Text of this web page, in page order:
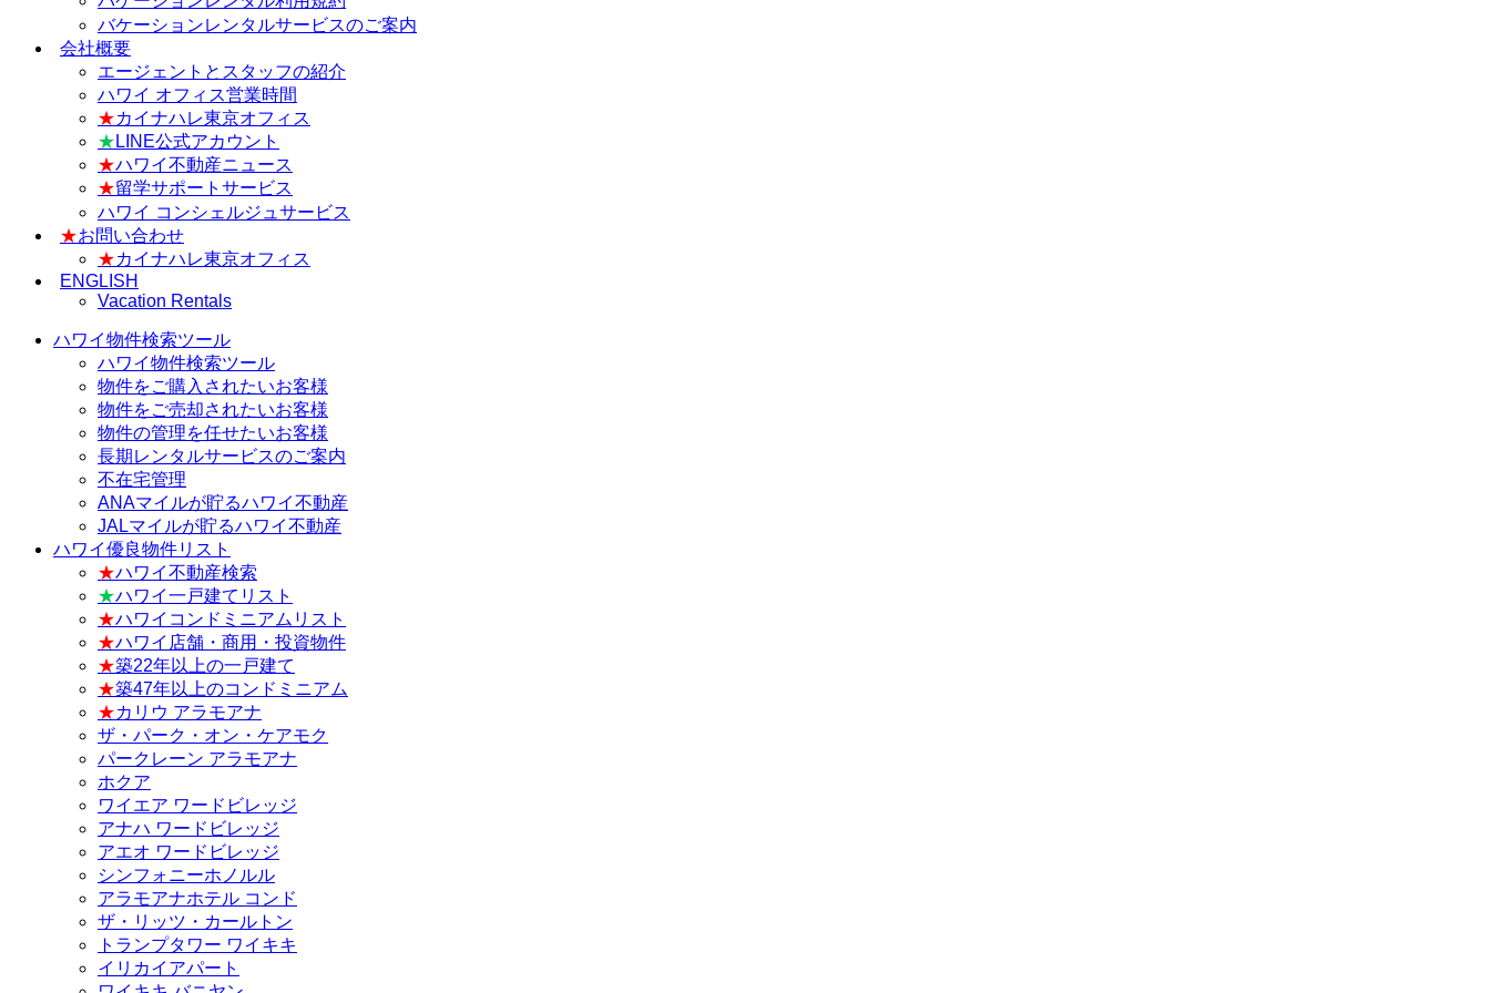
バケーションレンタルサービスのご案内
会社概要
エージェントとスタッフの紹介
ハワイ オフィス営業時間
★カイナハレ東京オフィス
★ LINE公式アカウント
★ハワイ不動産ニュース
★留学サポートサービス
ハワイ コンシェルジュサービス
★お問い合わせ
★カイナハレ東京オフィス
ENGLISH
Vacation Rentals
ハワイ物件検索ツール
ハワイ物件検索ツール
物件をご購入されたいお客様
物件をご売却されたいお客様
物件の管理を任せたいお客様
長期レンタルサービスのご案内
不在宅管理
ANAマイルが貯るハワイ不動産
JALマイルが貯るハワイ不動産
ハワイ優良物件リスト
★ハワイ不動産検索
★ハワイ一戸建てリスト
★ハワイコンドミニアムリスト
★ハワイ店舗・商用・投資物件
★築22年以上の一戸建て
★築47年以上のコンドミニアム
★カリウ アラモアナ
ザ・パーク・オン・ケアモク
パークレーン アラモアナ
ホクア
ワイエア ワードビレッジ
アナハ ワードビレッジ
アエオ ワードビレッジ
シンフォニーホノルル
アラモアナホテル コンド
ザ・リッツ・カールトン
トランプタワー ワイキキ
イリカイアパート